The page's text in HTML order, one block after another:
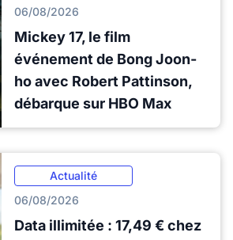
06/08/2026
Mickey 17, le film
événement de Bong Joon-
ho avec Robert Pattinson,
débarque sur HBO Max
Actualité
06/08/2026
Data illimitée : 17,49 € chez